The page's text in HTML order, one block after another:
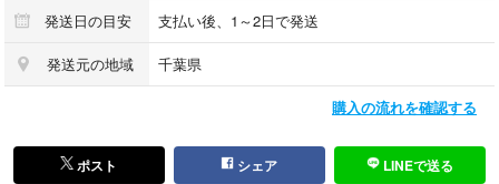
ができ、壁に取り付けることもできます。裏面の電源スイッチをオンし
エネルギーを電気に変換します。夜間は辺りが暗くなると、ライトが自動
に点灯になり、キラキラに…消し忘れてしまうことが心配一切なし、安
発送日の目安 支払い後、1～2日で発送
発送元の地域 千葉県
購入の流れを確認する
ポスト シェア LINEで送る